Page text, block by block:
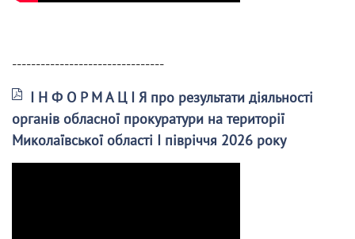
--------------------------------
І Н Ф О Р М А Ц І Я про результати діяльності
органів обласної прокуратури на території
Миколаївської області І півріччя 2026 року